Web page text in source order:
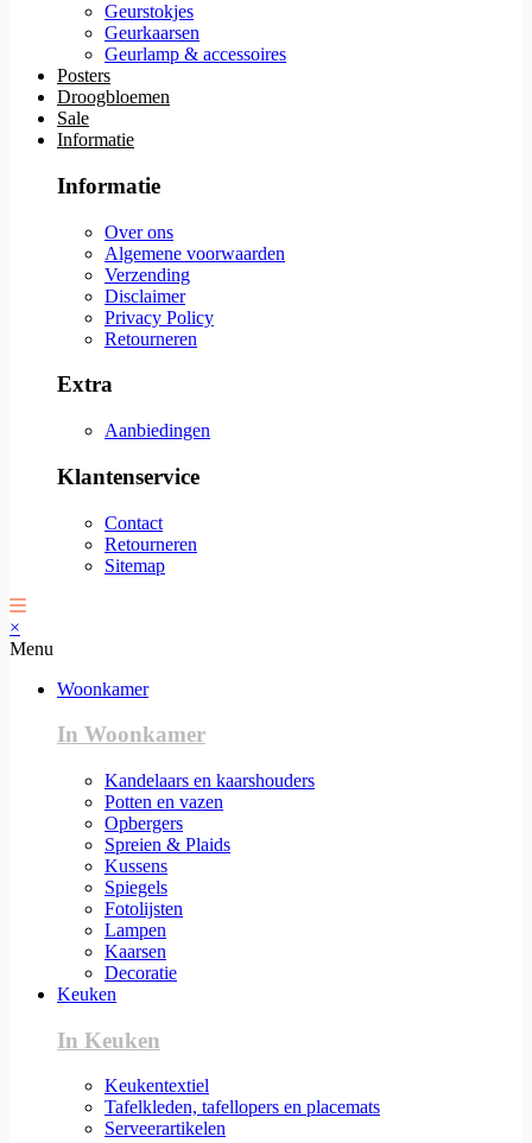
Geurstokjes
Geurkaarsen
Geurlamp & accessoires
Posters
Droogbloemen
Sale
Informatie
Informatie
Over ons
Algemene voorwaarden
Verzending
Disclaimer
Privacy Policy
Retourneren
Extra
Aanbiedingen
Klantenservice
Contact
Retourneren
Sitemap
×
Menu
Woonkamer
In Woonkamer
Kandelaars en kaarshouders
Potten en vazen
Opbergers
Spreien & Plaids
Kussens
Spiegels
Fotolijsten
Lampen
Kaarsen
Decoratie
Keuken
In Keuken
Keukentextiel
Tafelkleden, tafellopers en placemats
Serveerartikelen